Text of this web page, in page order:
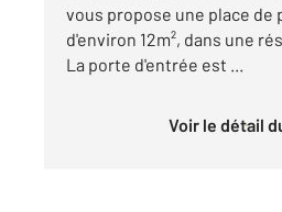
vous propose une place de
d'environ 12m², dans une
La porte d'entrée est ...
Voir le détail